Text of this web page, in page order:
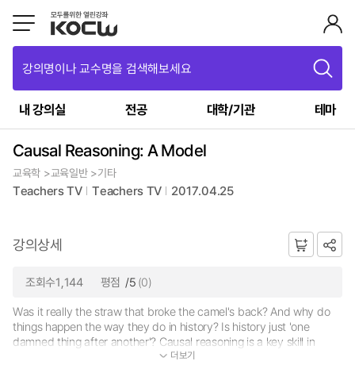
강의명이나 교수명을 검색해보세요
내 강의실 전공 대학/기관 테마
Causal Reasoning: A Model
교육학 >교육일반 >기타
Teachers TV Teachers TV 2017.04.25
강의상세
조회수1,144 평점 /5 (0)
Was it really the straw that broke the camel's back? And why do
things happen the way they do in history? Is history just 'one
damned thing after another'? Causal reasoning is a key skill in
history and an area where all pupils, including the most able, nee...
더보기